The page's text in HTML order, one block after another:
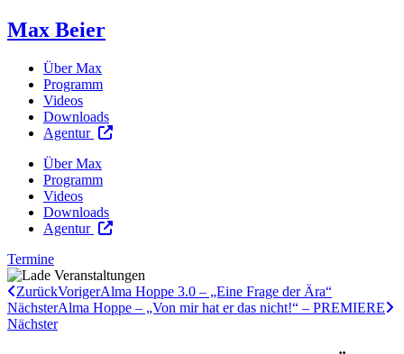
Max Beier
Über Max
Programm
Videos
Downloads
Agentur
Über Max
Programm
Videos
Downloads
Agentur
Termine
ZurückVorigerAlma Hoppe 3.0 – „Eine Frage der Ära“
NächsterAlma Hoppe – „Von mir hat er das nicht!“ – PREMIERE
Nächster